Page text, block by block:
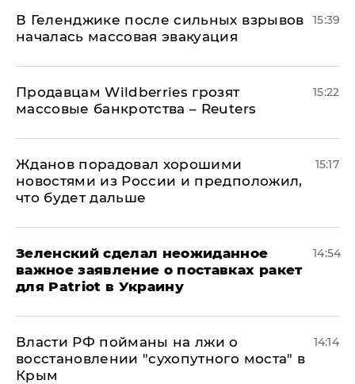
В Геленджике после сильных взрывов
началась массовая эвакуация
15:39
Продавцам Wildberries грозят
массовые банкротства – Reuters
15:22
Жданов порадовал хорошими
новостями из России и предположил,
что будет дальше
15:17
Зеленский сделал неожиданное
важное заявление о поставках ракет
для Patriot в Украину
14:54
Власти РФ пойманы на лжи о
восстановлении "сухопутного моста" в
Крым
14:14